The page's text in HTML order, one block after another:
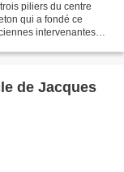
piliers du centre
qui a fondé ce
intervenantes
de Jacques